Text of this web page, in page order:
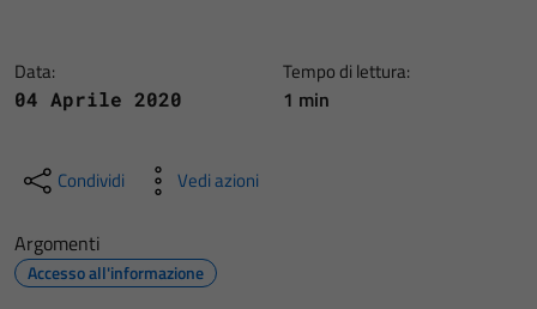
Data:
04 Aprile 2020
Tempo di lettura:
1 min
Condividi Vedi azioni
Argomenti
Accesso all'informazione